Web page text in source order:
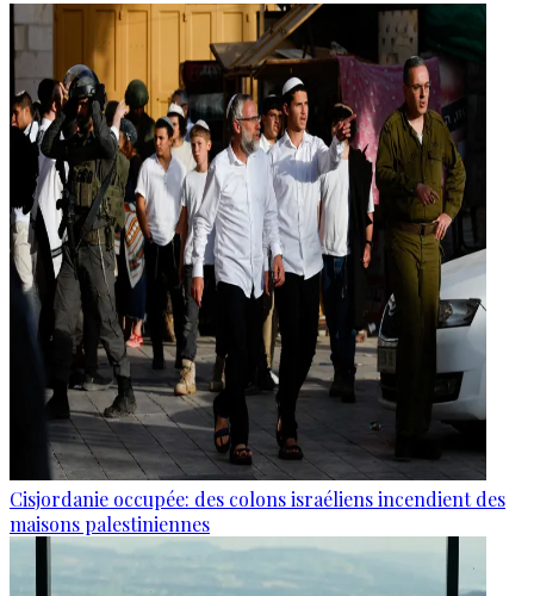
Cisjordanie occupée: des colons israéliens incendient des
maisons palestiniennes